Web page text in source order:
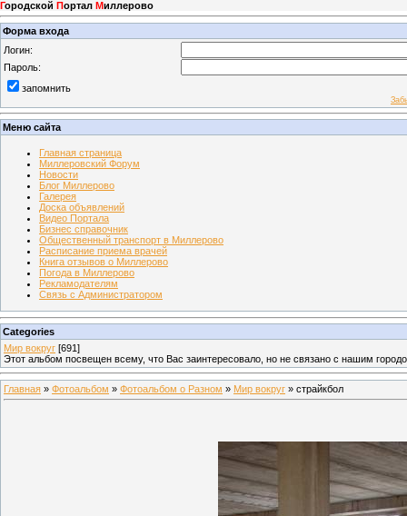
Городской Портал Миллерово
Форма входа
Логин:
Пароль:
запомнить
Меню сайта
Главная страница
Миллеровский Форум
Новости
Блог Миллерово
Галерея
Доска объявлений
Видео Портала
Бизнес справочник
Общественный транспорт в Миллерово
Расписание приема врачей
Книга отзывов о Миллерово
Погода в Миллерово
Рекламодателям
Связь с Администратором
Categories
Мир вокруг [691]
Этот альбом посвещен всему, что Вас заинтересовало, но не связано с нашим
Главная » Фотоальбом » Фотоальбом о Разном » Мир вокруг » страйкбол